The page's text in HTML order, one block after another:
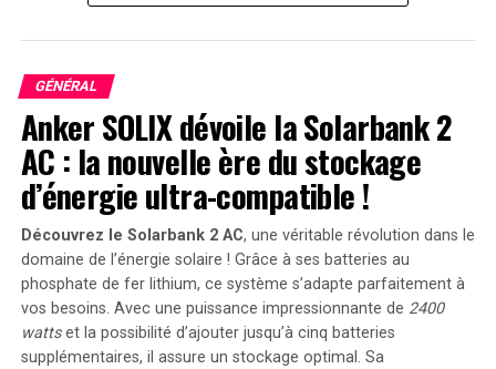
GÉNÉRAL
Anker SOLIX dévoile la Solarbank 2
AC : la nouvelle ère du stockage
d’énergie ultra-compatible !
Découvrez le Solarbank 2 AC, une véritable révolution dans le
domaine de l’énergie solaire ! Grâce à ses batteries au
phosphate de fer lithium, ce système s’adapte parfaitement à
vos besoins. Avec une puissance impressionnante de 2400
wattset la possibilité d’ajouter jusqu’à cinq batteries
supplémentaires, il assure un stockage optimal. Sa